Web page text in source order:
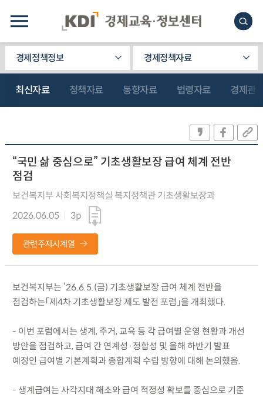
경제정책정보 경제정책자료
최신자료 정책자료 동향자료 법령자료 경제관
“국민 삶 중심으로” 기초생활보장 급여 체계 전반
점검
보건복지부 사회복지정책실 복지정책관 기초생활보장과
2026.06.05
3p
관련주제시계열
보건복지부는 ’26.6.5.(금) 기초생활보장 급여 체계 전반을
점검하는「제4차 기초생활보장 제도 발전 포럼」을 개최했다.
- 이번 포럼에서는 생계, 주거, 교육 등 각 급여별 운영 현황과 개선
방안을 점검하고, 급여 간 연계성·정합성 및 올해 하반기 발표
예정인 급여별 기본계획과 종합계획 수립 방향에 대해 논의했음.
- 생계급여는 사각지대 해소와 급여 적정성 확보를 중심으로 기준